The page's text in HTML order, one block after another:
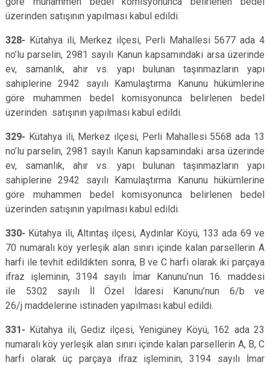
üzerinden satışının yapılması kabul edildi.
328- Kütahya ili, Merkez ilçesi, Perli Mahallesi 5677 ada 4
no’lu parselin, 2981 sayılı Kanun kapsamındaki arsa üzerinde
ev, samanlık, ahır vs. yapı bulunan taşınmazların yapı
sahiplerine 2942 sayılı Kamulaştırma Kanunu hükümlerine
göre muhammen bedel komisyonunca belirlenen bedel
üzerinden satışının yapılması kabul edildi.
329- Kütahya ili, Merkez ilçesi, Perli Mahallesi 5568 ada 13
no’lu parselin, 2981 sayılı Kanun kapsamındaki arsa üzerinde
ev, samanlık, ahır vs. yapı bulunan taşınmazların yapı
sahiplerine 2942 sayılı Kamulaştırma Kanunu hükümlerine
göre muhammen bedel komisyonunca belirlenen bedel
üzerinden satışının yapılması kabul edildi.
330- Kütahya ili, Altıntaş ilçesi, Aydınlar Köyü, 133 ada 69 ve
70 numaralı köy yerleşik alan sınırı içinde kalan parsellerin A
harfi ile tevhit edildikten sonra, B ve C harfi olarak iki parçaya
ifraz işleminin, 3194 sayılı İmar Kanunu’nun 16. maddesi
ile 5302 sayılı İl Özel İdaresi Kanunu’nun 6/b ve
26/j maddelerine istinaden yapılması kabul edildi.
331- Kütahya ili, Gediz ilçesi, Yenigüney Köyü, 162 ada 23
numaralı köy yerleşik alan sınırı içinde kalan parsellerin A, B, C
harfi olarak üç parçaya ifraz işleminin, 3194 sayılı İmar